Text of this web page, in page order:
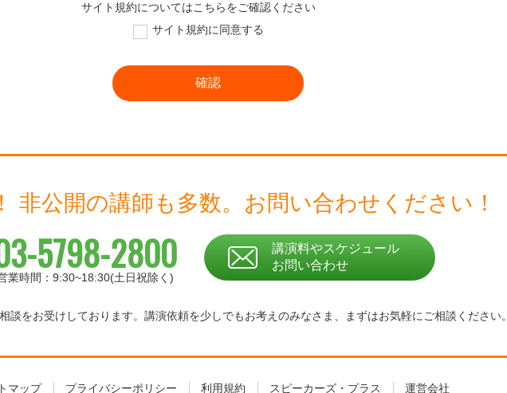
サイト規約についてはこちらをご確認ください
サイト規約に同意する
非公開の講師も多数。 お問い合わせください！
5798-2800
業時間：9:30~18:30(土日祝除く)
講演料やスケジュール
お問い合わせ
談をお受けしております。 講演依頼を少しでもお考えのみなさま、 まずはお気軽にご相談ください。
マップ プライバシーポリシー 利用規約 スピーカーズ・プラス 運営会社